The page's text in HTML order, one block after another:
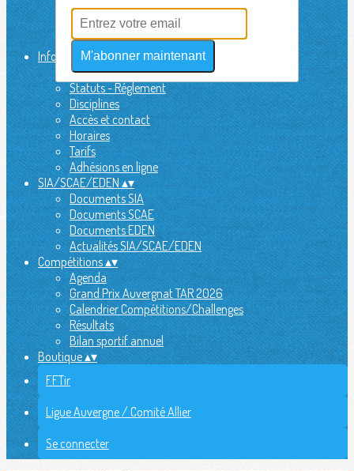
Actualités
Sondages
Partenaires
Infos utiles▴▾
Sécurité
Statuts - Réglement
Disciplines
Accès et contact
Horaires
Tarifs
Adhésions en ligne
SIA/SCAE/EDEN▴▾
Documents SIA
Documents SCAE
Documents EDEN
Actualités SIA/SCAE/EDEN
Compétitions▴▾
Agenda
Grand Prix Auvergnat TAR 2026
Calendrier Compétitions/Challenges
Résultats
Bilan sportif annuel
Boutique▴▾
FFTir
Ligue Auvergne / Comité Allier
Se connecter
M'abonner maintenant